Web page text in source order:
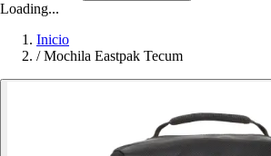
Loading...
Inicio
/ Mochila Eastpak Tecum